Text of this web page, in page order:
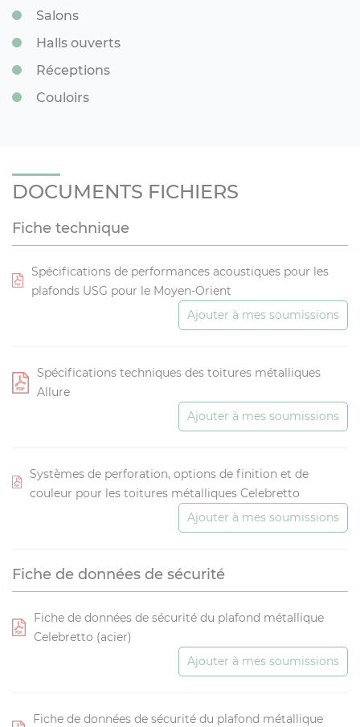
Salons
Halls ouverts
Réceptions
Couloirs
DOCUMENTS FICHIERS
Fiche technique
Spécifications de performances acoustiques pour les
plafonds USG pour le Moyen-Orient
Ajouter à mes soumissions
Spécifications techniques des toitures métalliques
Allure
Ajouter à mes soumissions
Systèmes de perforation, options de finition et de
couleur pour les toitures métalliques Celebretto
Ajouter à mes soumissions
Fiche de données de sécurité
Fiche de données de sécurité du plafond métallique
Celebretto (acier)
Ajouter à mes soumissions
Fiche de données de sécurité du plafond métallique